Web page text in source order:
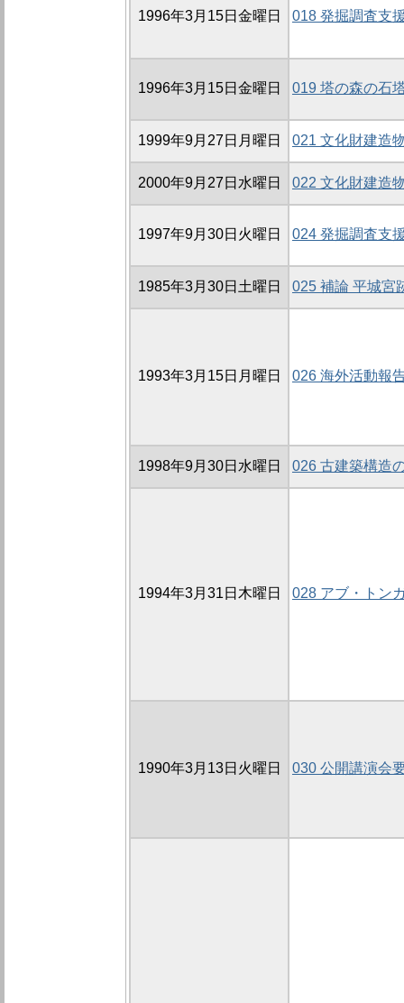
1996年3月15日金曜日 018 発掘調査支
1996年3月15日金曜日 019 塔の森の石
1999年9月27日月曜日 021 文化財建造
2000年9月27日水曜日 022 文化財建造
1997年9月30日火曜日 024 発掘調査支
1985年3月30日土曜日 025 補論 平城宮
1993年3月15日月曜日 026 海外活動報
1998年9月30日水曜日 026 古建築構造
1994年3月31日木曜日 028 アブ・トン
1990年3月13日火曜日 030 公開講演会